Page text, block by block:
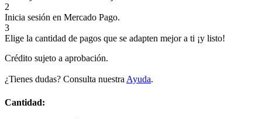
2
Inicia sesión en Mercado Pago.
3
Elige la cantidad de pagos que se adapten mejor a ti ¡y listo!
Crédito sujeto a aprobación.
¿Tienes dudas? Consulta nuestra Ayuda.
Cantidad: